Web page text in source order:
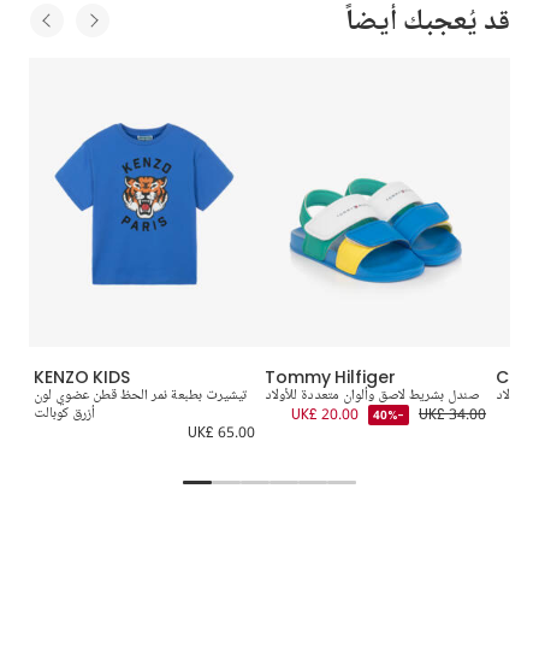
قد يُعجبك أيضاً
KENZO KIDS
تيشيرت بطبعة نمر الحظ قطن عضوي لون
أزرق كوبالت
UK£ 65.00
Tommy Hilfiger
صندل بشريط لاصق وألوان متعددة للأولاد
UK£ 34.00
-40%
UK£ 20.00